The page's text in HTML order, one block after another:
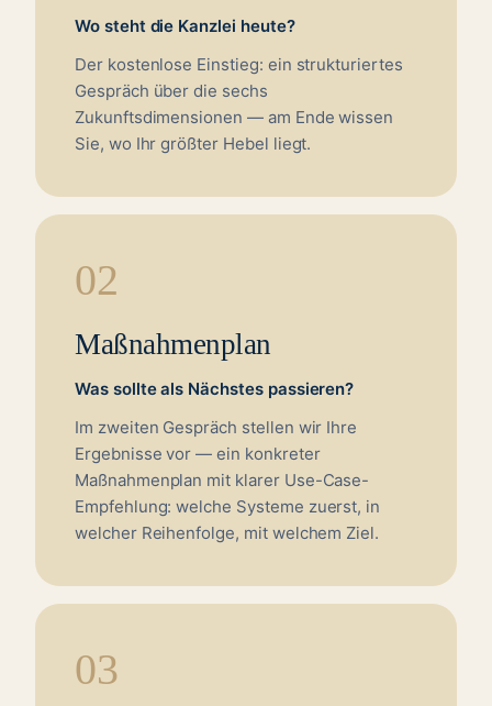
Wo steht die Kanzlei heute?
Der kostenlose Einstieg: ein strukturiertes
Gespräch über die sechs
Zukunftsdimensionen — am Ende wissen
Sie, wo Ihr größter Hebel liegt.
02
Maßnahmenplan
Was sollte als Nächstes passieren?
Im zweiten Gespräch stellen wir Ihre
Ergebnisse vor — ein konkreter
Maßnahmenplan mit klarer Use-Case-
Empfehlung: welche Systeme zuerst, in
welcher Reihenfolge, mit welchem Ziel.
03